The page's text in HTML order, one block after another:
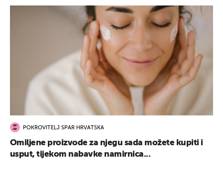
POKROVITELJ SPAR HRVATSKA
Omiljene proizvode za njegu sada možete kupiti i
usput, tijekom nabavke namirnica...